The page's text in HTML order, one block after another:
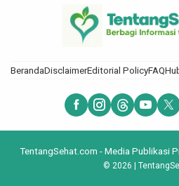
BerandaDisclaimerEditorial PolicyFAQ
TentangSehat.com - Media Publikasi
© 2026 |